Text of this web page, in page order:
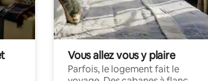
Vous allez vous y plaire
Parfois, le logement fait le